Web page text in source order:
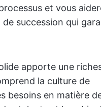
et vous
succession qui
apporte une
la culture de
besoins en matière